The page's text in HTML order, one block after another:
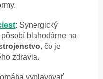
: Synergický
blahodárne na
, čo je
zdravia.
vyplavovať